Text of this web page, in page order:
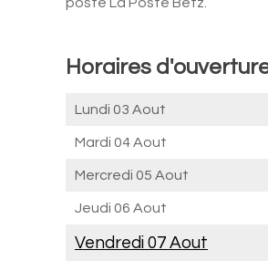
Horaires
Lundi 03 Aout
Mardi 04 Aout
Mercredi 05 Aout
Jeudi 06 Aout
Vendredi 07 Aout